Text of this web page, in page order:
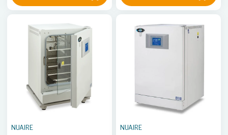
NUAIRE NUAIRE